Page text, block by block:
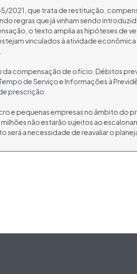
2021, que trata de restituição,
regras que já vinham sendo
o texto amplia as hipóteses de
vinculados à atividade
compensação de ofício. Débitos
de Serviço e Informações à
prescrição.
e pequenas empresas no âmbito do
não estarão sujeitos ao
a necessidade de reavaliar o